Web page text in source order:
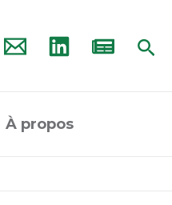
À propos